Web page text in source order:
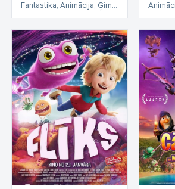
Fantastika, Animācija, Ģimenes, Fantāzija, Piedzīvojumi